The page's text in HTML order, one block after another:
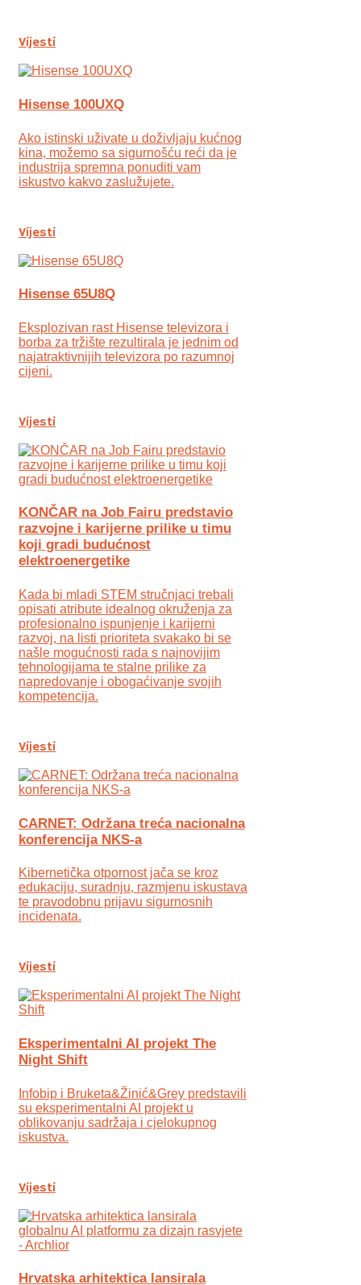
Vijesti
Hisense 100UXQ
Ako istinski uživate u doživljaju kućnog
kina, možemo sa sigurnošću reći da je
industrija spremna ponuditi vam
iskustvo kakvo zaslužujete.
Vijesti
Hisense 65U8Q
Eksplozivan rast Hisense televizora i
borba za tržište rezultirala je jednim od
najatraktivnijih televizora po razumnoj
cijeni.
Vijesti
KONČAR na Job Fairu predstavio
razvojne i karijerne prilike u timu
koji gradi budućnost
elektroenergetike
Kada bi mladi STEM stručnjaci trebali
opisati atribute idealnog okruženja za
profesionalno ispunjenje i karijerni
razvoj, na listi prioriteta svakako bi se
našle mogućnosti rada s najnovijim
tehnologijama te stalne prilike za
napredovanje i obogaćivanje svojih
kompetencija.
Vijesti
CARNET: Održana treća nacionalna
konferencija NKS-a
Kibernetička otpornost jača se kroz
edukaciju, suradnju, razmjenu iskustava
te pravodobnu prijavu sigurnosnih
incidenata.
Vijesti
Eksperimentalni AI projekt The
Night Shift
Infobip i Bruketa&Žinić&Grey predstavili
su eksperimentalni AI projekt u
oblikovanju sadržaja i cjelokupnog
iskustva.
Vijesti
Hrvatska arhitektica lansirala